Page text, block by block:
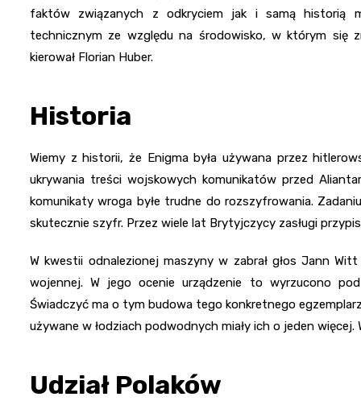
faktów związanych z odkryciem jak i samą historią
technicznym ze względu na środowisko, w którym się
kierował Florian Huber.
Historia
Wiemy z historii, że Enigma była używana przez
ukrywania treści wojskowych komunikatów przed
komunikaty wroga byłe trudne do rozszyfrowania.
skutecznie szyfr. Przez wiele lat Brytyjczycy zasługi
W kwestii odnalezionej maszyny w zabrał głos Jann
wojennej. W jego ocenie urządzenie to wyrzucono
Świadczyć ma o tym budowa tego konkretnego
używane w łodziach podwodnych miały ich o jeden
Udział Polaków